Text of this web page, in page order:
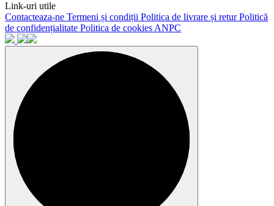
Link-uri utile
Contacteaza-ne Termeni și condiții Politica de livrare și returPolitică
de confidențialitate Politica de cookies ANPC